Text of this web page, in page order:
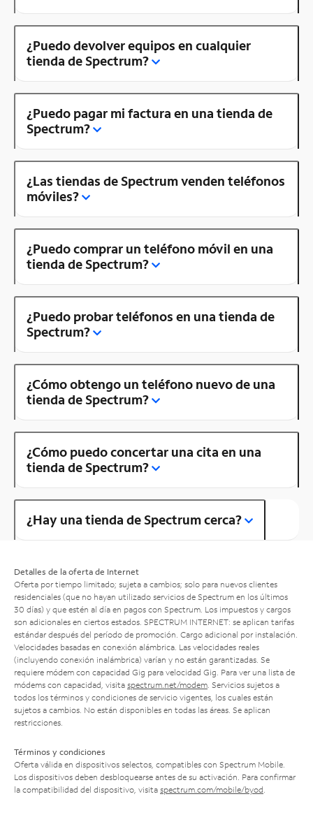
¿Puedo devolver equipos en cualquier
tienda de Spectrum?
¿Puedo pagar mi factura en una tienda de
Spectrum?
¿Las tiendas de Spectrum venden teléfonos
móviles?
¿Puedo comprar un teléfono móvil en una
tienda de Spectrum?
¿Puedo probar teléfonos en una tienda de
Spectrum?
¿Cómo obtengo un teléfono nuevo de una
tienda de Spectrum?
¿Cómo puedo concertar una cita en una
tienda de Spectrum?
¿Hay una tienda de Spectrum cerca?
Detalles de la oferta de Internet
Oferta por tiempo limitado; sujeta a cambios; solo para nuevos clientes
residenciales (que no hayan utilizado servicios de Spectrum en los últimos
30 días) y que estén al día en pagos con Spectrum. Los impuestos y cargos
son adicionales en ciertos estados. SPECTRUM INTERNET: se aplican tarifas
estándar después del período de promoción. Cargo adicional por instalación.
Velocidades basadas en conexión alámbrica. Las velocidades reales
(incluyendo conexión inalámbrica) varían y no están garantizadas. Se
requiere módem con capacidad Gig para velocidad Gig. Para ver una lista de
módems con capacidad, visita spectrum.net/modem . Servicios sujetos a
todos los términos y condiciones de servicio vigentes, los cuales están
sujetos a cambios. No están disponibles en todas las áreas. Se aplican
restricciones.
Términos y condiciones
Oferta válida en dispositivos selectos, compatibles con Spectrum Mobile.
Los dispositivos deben desbloquearse antes de su activación. Para confirmar
la compatibilidad del dispositivo, visita spectrum.com/mobile/byod